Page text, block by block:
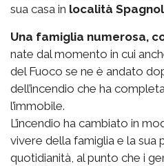
sua casa in località
Una famiglia numerosa,
nate dal momento in cui
del Fuoco se ne è andato
dell’incendio che ha
l’immobile.
L’incendio ha cambiato in
vivere della famiglia e la sua
quotidianità, al punto che i